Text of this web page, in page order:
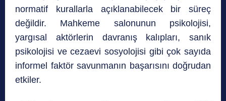
normatif kurallarla açıklanabilecek bir süreç
değildir. Mahkeme salonunun psikolojisi,
yargısal aktörlerin davranış kalıpları, sanık
psikolojisi ve cezaevi sosyolojisi gibi çok sayıda
informel faktör savunmanın başarısını doğrudan
etkiler.